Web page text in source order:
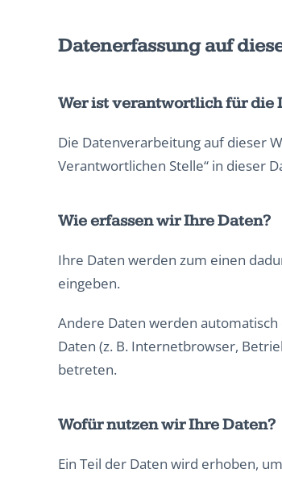
Datenerfassung auf
Wer ist verantwortlich für die
Die Datenverarbeitung auf dieser
Verantwortlichen Stelle“ in dieser
Wie erfassen wir Ihre Daten?
Ihre Daten werden zum einen
eingeben.
Andere Daten werden
Daten (z. B. Internetbrowser,
betreten.
Wofür nutzen wir Ihre Daten?
Ein Teil der Daten wird erhoben,